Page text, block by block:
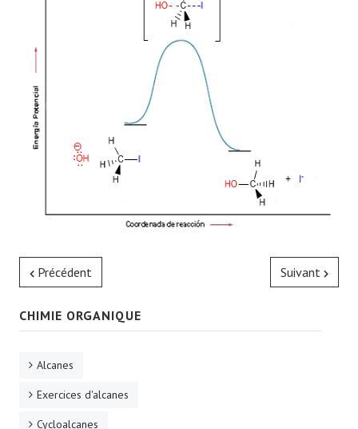
Précédent Suivant
CHIMIE ORGANIQUE
Alcanes
Exercices d'alcanes
Cycloalcanes